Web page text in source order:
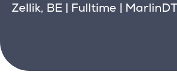
Zellik, BE | Fulltime | MarlinDT